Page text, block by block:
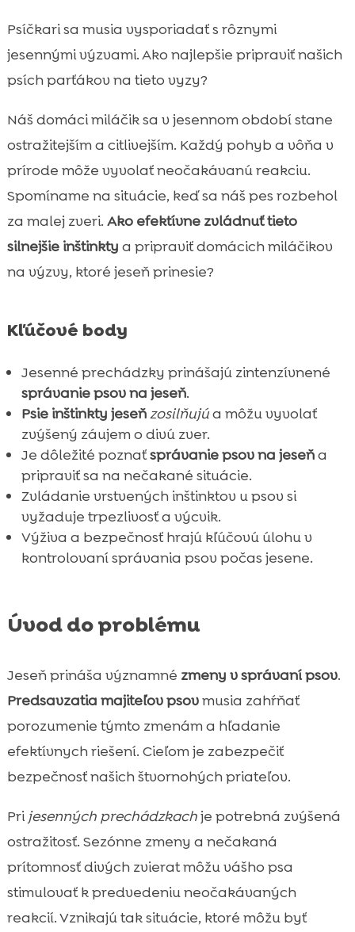
 Tipy na zvládnutie psa počas jesenných
prechádzok
Výcvik a socializácia
 Výživa ako kľúč k kontrole inštinktov
 Prečo vybrať CricksyDog krmivo
 Výber správneho krmiva pre psa
 Aktuálne ponuky a zľavy na CricksyDog
produkty
Zdravé dobroty a pamlsky
Ako predísť zraneniam počas prechádzok
 FAQ
Psíčkari sa musia vysporiadať s rôznymi
jesennými výzvami. Ako najlepšie pripraviť našich
psích parťákov na tieto vyzy?
Náš domáci miláčik sa v jesennom období stane
ostražitejším a citlivejším. Každý pohyb a vôňa v
prírode môže vyvolať neočakávanú reakciu.
Spomíname na situácie, keď sa náš pes rozbehol
za malej zveri. Ako efektívne zvládnuť tieto
silnejšie inštinkty a pripraviť domácich miláčikov
na výzvy, ktoré jeseň prinesie?
Kľúčové body
Jesenné prechádzky prinášajú zintenzívnené
správanie psov na jeseň.
Psie inštinkty jeseňzosilňujúa môžu vyvolať
zvýšený záujem o divú zver.
Je dôležité poznaťsprávanie psov na jeseňa
pripraviť sa na nečakané situácie.
Zvládanie vrstvených inštinktov u psov si
vyžaduje trpezlivosť a výcvik.
Výživa a bezpečnosť hrajú kľúčovú úlohu v
kontrolovaní správania psov počas jesene.
Úvod do problému
Jeseň prináša významné zmeny v správaní psov.
Predsavzatia majiteľov psovmusia zahŕňať
porozumenie týmto zmenám a hľadanie
efektívnych riešení. Cieľom je zabezpečiť
bezpečnosť našich štvornohých priateľov.
Pri jesenných prechádzkachje potrebná zvýšená
ostražitosť. Sezónne zmeny a nečakaná
prítomnosť divých zvierat môžu vášho psa
stimulovať k predvedeniu neočakávaných
reakcií. Vznikajú tak situácie, ktoré môžu byť